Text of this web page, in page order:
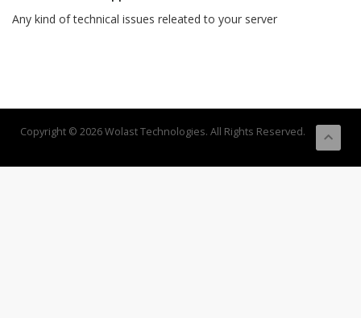
Any kind of technical issues releated to your server
Copyright © 2026 Wolast Technologies. All Rights Reserved.